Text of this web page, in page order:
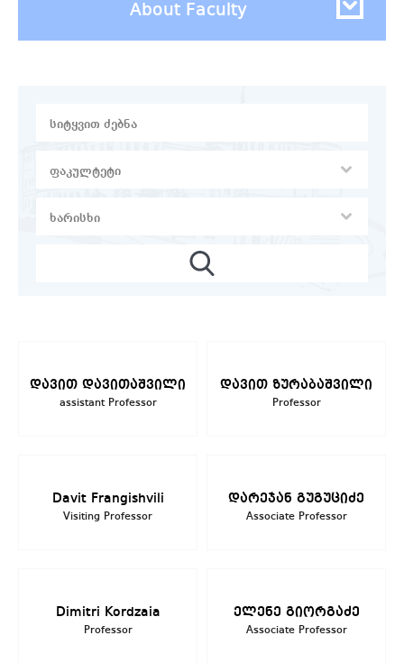
About Faculty
დავით დავითაშვილი
assistant Professor
დავით ზურაბაშვილი
Professor
Davit Frangishvili
Visiting Professor
დარეჯან გუგუციძე
Associate Professor
Dimitri Kordzaia
Professor
ელენე გიორგაძე
Associate Professor